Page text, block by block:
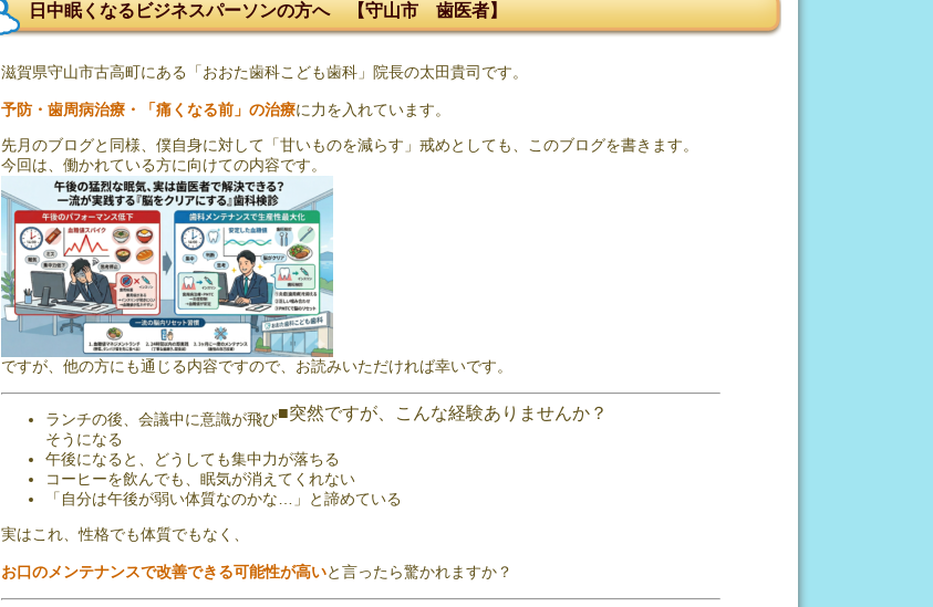
日中眠くなるビジネスパーソンの方へ 【守山市 歯医者】
滋賀県守山市古高町にある「おおた歯科こども歯科」院長の太田貴司です。
予防・歯周病治療・「痛くなる前」の治療に力を入れています。
先月のブログと同様、僕自身に対して「甘いものを減らす」戒めとしても、このブログを書きます。
今回は、働かれている方に向けての内容です。
ですが、他の方にも通じる内容ですので、お読みいただければ幸いです。
■突然ですが、こんな経験ありませんか？
ランチの後、会議中に意識が飛び
そうになる
午後になると、どうしても集中力が落ちる
コーヒーを飲んでも、眠気が消えてくれない
「自分は午後が弱い体質なのかな…」と諦めている
実はこれ、性格でも体質でもなく、
お口のメンテナンスで改善できる可能性が高いと言ったら驚かれますか？